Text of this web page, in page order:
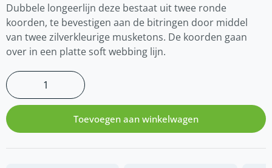
Dubbele longeerlijn deze bestaat uit twee ronde
koorden, te bevestigen aan de bitringen door middel
van twee zilverkleurige musketons. De koorden gaan
over in een platte soft webbing lijn.
Toevoegen aan winkelwagen